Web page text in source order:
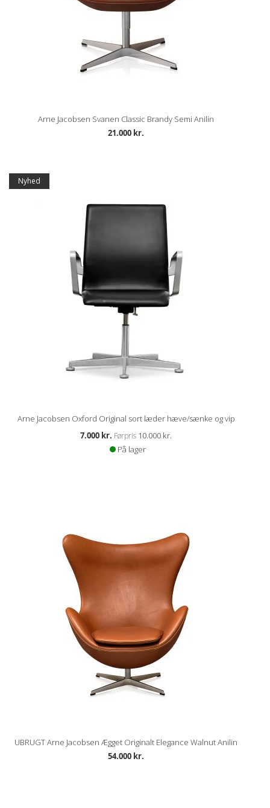
Arne Jacobsen Svanen Classic Brandy Semi Anilin
21.000 kr.
Tilbud
Nyhed
Arne Jacobsen Oxford Original sort læder hæve/sænke og vip
Kampagnepris
7.000 kr. Førpris 10.000 kr.
På lager
UBRUGT Arne Jacobsen Ægget Originalt Elegance Walnut Anilin
54.000 kr.